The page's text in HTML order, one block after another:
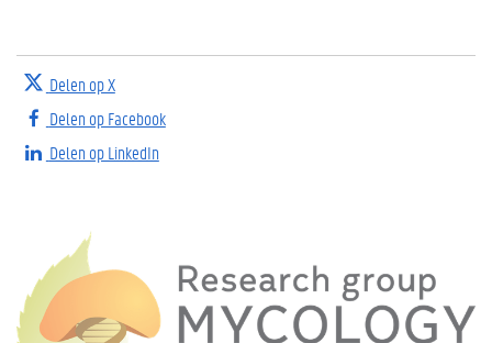
Delen op X
Delen op Facebook
Delen op LinkedIn